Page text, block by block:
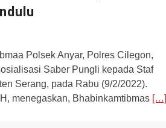
Polsek Anyar, Polres Cilegon,
Saber Pungli kepada Staf
Serang, pada Rabu (9/2/2022).
menegaskan, Bhabinkamtibmas […]